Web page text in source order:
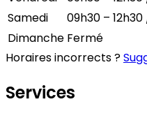
Samedi
09h30 –
Dimanche Fermé
Horaires incorrects ?
Services